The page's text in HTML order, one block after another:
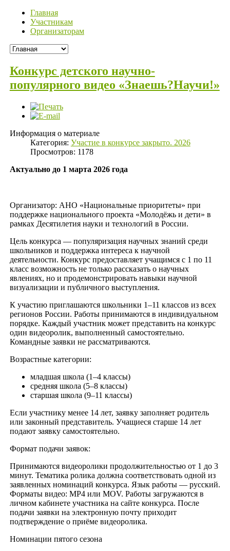
Главная
Участникам
Организаторам
Конкурс детского научно-
популярного видео «Знаешь?Научи!»
Информация о материале
Категория: Участие в конкурсе закрыто. 2026
Просмотров: 1178
Актуально до 1 марта 2026 года
Организатор: АНО «Национальные приоритеты» при
поддержке национального проекта «Молодёжь и дети» в
рамках Десятилетия науки и технологий в России.
Цель конкурса — популяризация научных знаний среди
школьников и поддержка интереса к научной
деятельности. Конкурс предоставляет учащимся с 1 по 11
класс возможность не только рассказать о научных
явлениях, но и продемонстрировать навыки научной
визуализации и публичного выступления.
К участию приглашаются школьники 1–11 классов из всех
регионов России. Работы принимаются в индивидуальном
порядке. Каждый участник может представить на конкурс
один видеоролик, выполненный самостоятельно.
Командные заявки не рассматриваются.
Возрастные категории:
младшая школа (1–4 классы)
средняя школа (5–8 классы)
старшая школа (9–11 классы)
Если участнику менее 14 лет, заявку заполняет родитель
или законный представитель. Учащиеся старше 14 лет
подают заявку самостоятельно.
Формат подачи заявок:
Принимаются видеоролики продолжительностью от 1 до 3
минут. Тематика ролика должна соответствовать одной из
заявленных номинаций конкурса. Язык работы — русский.
Форматы видео: MP4 или MOV. Работы загружаются в
личном кабинете участника на сайте конкурса. После
подачи заявки на электронную почту приходит
подтверждение о приёме видеоролика.
Номинации пятого сезона